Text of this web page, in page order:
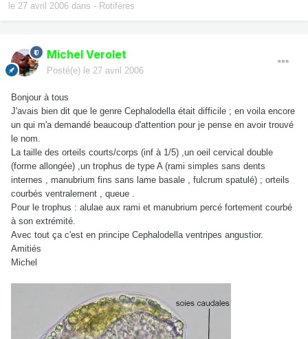
le 27 avril 2006 dans - Rotifères
Michel Verolet
Posté(e) le 27 avril 2006
Bonjour à tous
J'avais bien dit que le genre Cephalodella était difficile ; en voila encore
un qui m'a demandé beaucoup d'attention pour je pense en avoir trouvé
le nom.
La taille des orteils courts/corps (inf à 1/5) ,un oeil cervical double
(forme allongée) ,un trophus de type A (rami simples sans dents
internes , manubrium fins sans lame basale , fulcrum spatulé) ; orteils
courbés ventralement , queue .
Pour le trophus : alulae aux rami et manubrium percé fortement courbé
à son extrémité.
Avec tout ça c'est en principe Cephalodella ventripes angustior.
Amitiés
Michel